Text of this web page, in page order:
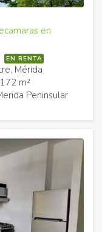
en
EN RENTA
Mérida
172 m²
Peninsular